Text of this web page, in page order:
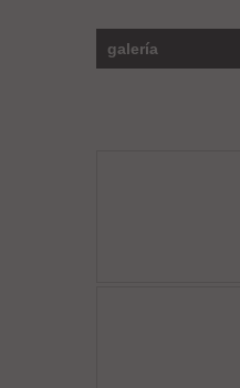
galería